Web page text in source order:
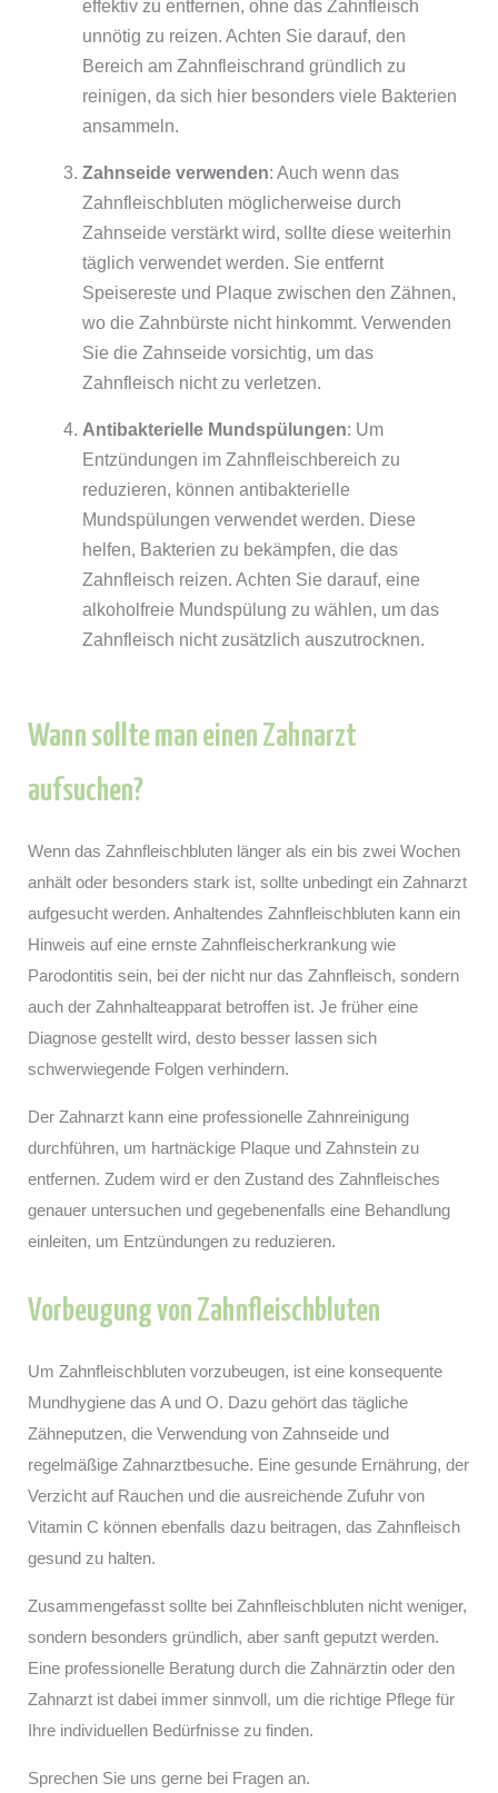
effektiv zu entfernen, ohne das Zahnfleisch
unnötig zu reizen. Achten Sie darauf, den
Bereich am Zahnfleischrand gründlich zu
reinigen, da sich hier besonders viele Bakterien
ansammeln.
Zahnseide verwenden: Auch wenn das
Zahnfleischbluten möglicherweise durch
Zahnseide verstärkt wird, sollte diese weiterhin
täglich verwendet werden. Sie entfernt
Speisereste und Plaque zwischen den Zähnen,
wo die Zahnbürste nicht hinkommt. Verwenden
Sie die Zahnseide vorsichtig, um das
Zahnfleisch nicht zu verletzen.
Antibakterielle Mundspülungen: Um
Entzündungen im Zahnfleischbereich zu
reduzieren, können antibakterielle
Mundspülungen verwendet werden. Diese
helfen, Bakterien zu bekämpfen, die das
Zahnfleisch reizen. Achten Sie darauf, eine
alkoholfreie Mundspülung zu wählen, um das
Zahnfleisch nicht zusätzlich auszutrocknen.
Wann sollte man einen Zahnarzt
aufsuchen?
Wenn das Zahnfleischbluten länger als ein bis zwei Wochen
anhält oder besonders stark ist, sollte unbedingt ein Zahnarzt
aufgesucht werden. Anhaltendes Zahnfleischbluten kann ein
Hinweis auf eine ernste Zahnfleischerkrankung wie
Parodontitis sein, bei der nicht nur das Zahnfleisch, sondern
auch der Zahnhalteapparat betroffen ist. Je früher eine
Diagnose gestellt wird, desto besser lassen sich
schwerwiegende Folgen verhindern.
Der Zahnarzt kann eine professionelle Zahnreinigung
durchführen, um hartnäckige Plaque und Zahnstein zu
entfernen. Zudem wird er den Zustand des Zahnfleisches
genauer untersuchen und gegebenenfalls eine Behandlung
einleiten, um Entzündungen zu reduzieren.
Vorbeugung von Zahnfleischbluten
Um Zahnfleischbluten vorzubeugen, ist eine konsequente
Mundhygiene das A und O. Dazu gehört das tägliche
Zähneputzen, die Verwendung von Zahnseide und
regelmäßige Zahnarztbesuche. Eine gesunde Ernährung, der
Verzicht auf Rauchen und die ausreichende Zufuhr von
Vitamin C können ebenfalls dazu beitragen, das Zahnfleisch
gesund zu halten.
Zusammengefasst sollte bei Zahnfleischbluten nicht weniger,
sondern besonders gründlich, aber sanft geputzt werden.
Eine professionelle Beratung durch die Zahnärztin oder den
Zahnarzt ist dabei immer sinnvoll, um die richtige Pflege für
Ihre individuellen Bedürfnisse zu finden.
Sprechen Sie uns gerne bei Fragen an.